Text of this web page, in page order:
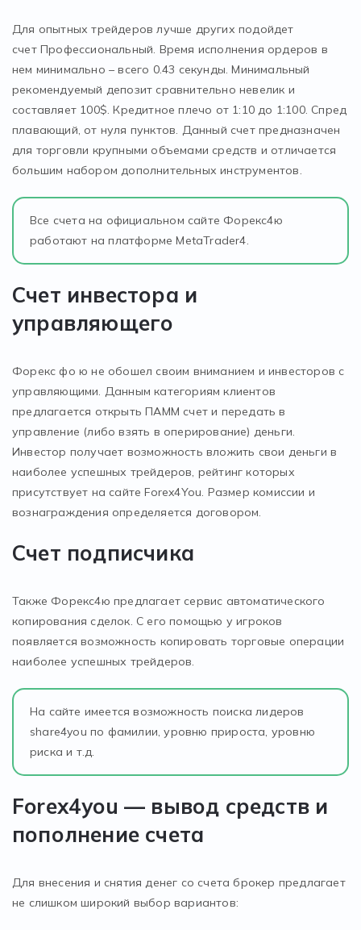
Для опытных трейдеров лучше других подойдет
счет Профессиональный. Время исполнения ордеров в
нем минимально – всего 0.43 секунды. Минимальный
рекомендуемый депозит сравнительно невелик и
составляет 100$. Кредитное плечо от 1:10 до 1:100. Спред
плавающий, от нуля пунктов. Данный счет предназначен
для торговли крупными объемами средств и отличается
большим набором дополнительных инструментов.
Все счета на официальном сайте Форекс4ю
работают на платформе MetaTrader4.
Счет инвестора и
управляющего
Форекс фо ю не обошел своим вниманием и инвесторов с
управляющими. Данным категориям клиентов
предлагается открыть ПАММ счет и передать в
управление (либо взять в оперирование) деньги.
Инвестор получает возможность вложить свои деньги в
наиболее успешных трейдеров, рейтинг которых
присутствует на сайте Forex4You. Размер комиссии и
вознаграждения определяется договором.
Счет подписчика
Также Форекс4ю предлагает сервис автоматического
копирования сделок. С его помощью у игроков
появляется возможность копировать торговые операции
наиболее успешных трейдеров.
На сайте имеется возможность поиска лидеров
share4you по фамилии, уровню прироста, уровню
риска и т.д.
Forex4you — вывод средств и
пополнение счета
Для внесения и снятия денег со счета брокер предлагает
не слишком широкий выбор вариантов: